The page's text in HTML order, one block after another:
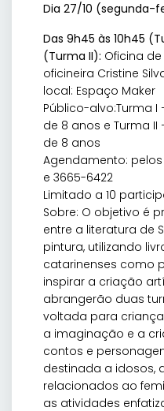
Dia 27/10 (segunda-
Das 9h45 às 10h45
(Turma II): Oficina
oficineira Cristine
local: Espaço Maker
Público-alvo:Turma
de 8 anos e Turma
de 8 anos
Agendamento:
e 3665-6422
Limitado a 10
Sobre: O objetivo é
entre a literatura de
pintura, utilizando
catarinenses como
inspirar a criação
abrangerão duas
voltada para
a imaginação e a
contos e
destinada a idosos,
relacionados ao
as atividades